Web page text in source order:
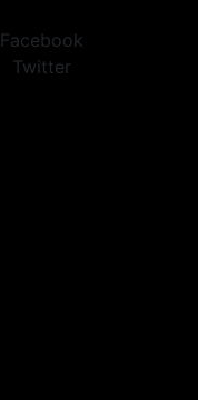
Facebook
Twitter